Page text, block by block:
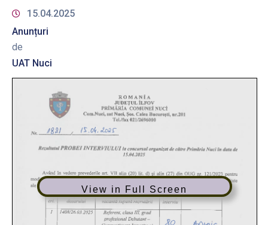
15.04.2025
Anunțuri
de
UAT Nuci
View in Full Screen